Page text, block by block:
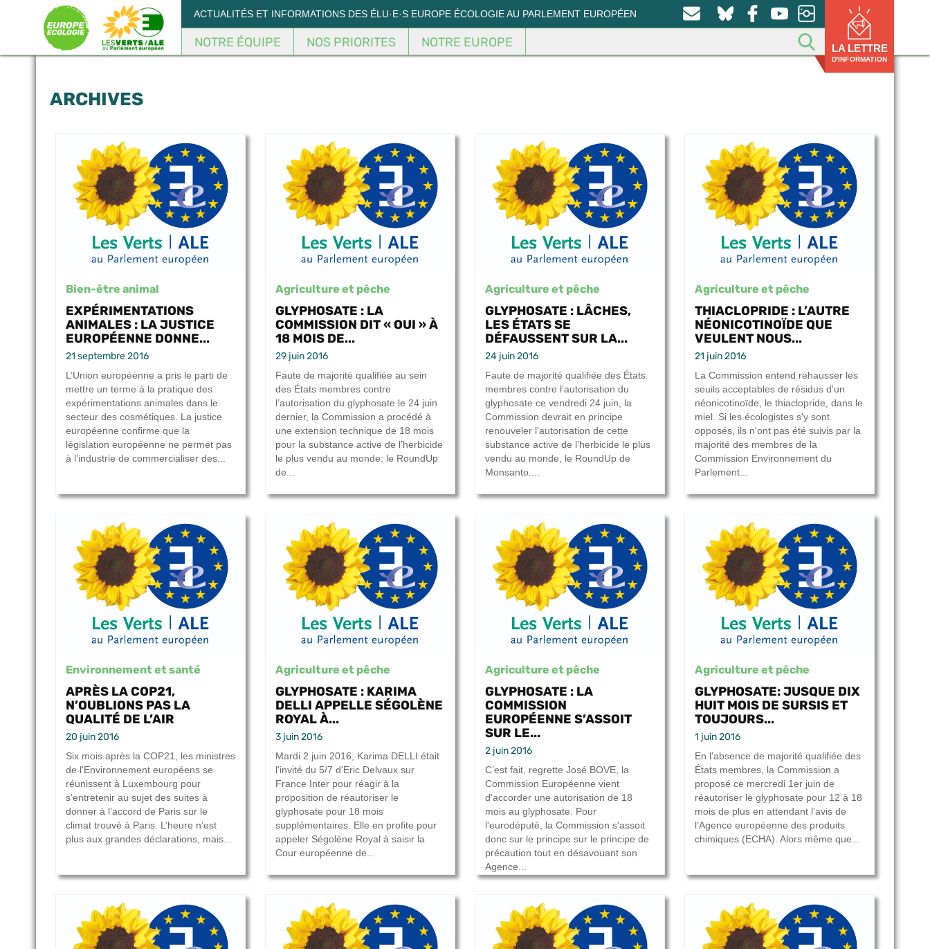
ACTUALITÉS ET INFORMATIONS DES ÉLU·E·S EUROPE ÉCOLOGIE AU PARLEMENT EUROPÉEN
NOTRE ÉQUIPE NOS PRIORITES NOTRE EUROPE LA LETTRE
D'INFORMATION
ARCHIVES
Bien-être animal
EXPÉRIMENTATIONS
ANIMALES : LA JUSTICE
EUROPÉENNE DONNE...
21 septembre 2016
L’Union européenne a pris le parti de
mettre un terme à la pratique des
expérimentations animales dans le
secteur des cosmétiques. La justice
européenne confirme que la
législation européenne ne permet pas
à l’industrie de commercialiser des...
Agriculture et pêche
GLYPHOSATE : LA
COMMISSION DIT « OUI » À
18 MOIS DE...
29 juin 2016
Faute de majorité qualifiée au sein
des États membres contre
l’autorisation du glyphosate le 24 juin
dernier, la Commission a procédé à
une extension technique de 18 mois
pour la substance active de l’herbicide
le plus vendu au monde: le RoundUp
de...
Agriculture et pêche
GLYPHOSATE : LÂCHES,
LES ÉTATS SE
DÉFAUSSENT SUR LA...
24 juin 2016
Faute de majorité qualifiée des États
membres contre l’autorisation du
glyphosate ce vendredi 24 juin, la
Commission devrait en principe
renouveler l'autorisation de cette
substance active de l’herbicide le plus
vendu au monde, le RoundUp de
Monsanto....
Agriculture et pêche
THIACLOPRIDE : L’AUTRE
NÉONICOTINOÏDE QUE
VEULENT NOUS...
21 juin 2016
La Commission entend rehausser les
seuils acceptables de résidus d'un
néonicotinoïde, le thiaclopride, dans le
miel. Si les écologistes s'y sont
opposés, ils n'ont pas été suivis par la
majorité des membres de la
Commission Environnement du
Parlement...
Environnement et santé
APRÈS LA COP21,
N’OUBLIONS PAS LA
QUALITÉ DE L’AIR
20 juin 2016
Six mois après la COP21, les ministres
de l'Environnement européens se
réunissent à Luxembourg pour
s’entretenir au sujet des suites à
donner à l’accord de Paris sur le
climat trouvé à Paris. L’heure n’est
plus aux grandes déclarations, mais...
Agriculture et pêche
GLYPHOSATE : KARIMA
DELLI APPELLE SÉGOLÈNE
ROYAL À...
3 juin 2016
Mardi 2 juin 2016, Karima DELLI était
l'invité du 5/7 d'Eric Delvaux sur
France Inter pour réagir à la
proposition de réautoriser le
glyphosate pour 18 mois
supplémentaires. Elle en profite pour
appeler Ségolène Royal à saisir la
Cour européenne de...
Agriculture et pêche
GLYPHOSATE : LA
COMMISSION
EUROPÉENNE S’ASSOIT
SUR LE...
2 juin 2016
C’est fait, regrette José BOVE, la
Commission Européenne vient
d’accorder une autorisation de 18
mois au glyphosate. Pour
l'eurodéputé, la Commission s'assoit
donc sur le principe sur le principe de
précaution tout en désavouant son
Agence...
Agriculture et pêche
GLYPHOSATE: JUSQUE DIX
HUIT MOIS DE SURSIS ET
TOUJOURS...
1 juin 2016
En l'absence de majorité qualifiée des
États membres, la Commission a
proposé ce mercredi 1er juin de
réautoriser le glyphosate pour 12 à 18
mois de plus en attendant l’avis de
l’Agence européenne des produits
chimiques (ECHA). Alors même que...
Panneau de gestion des cookies